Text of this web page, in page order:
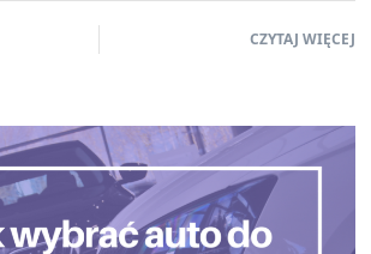
CZYTAJ WIĘCEJ